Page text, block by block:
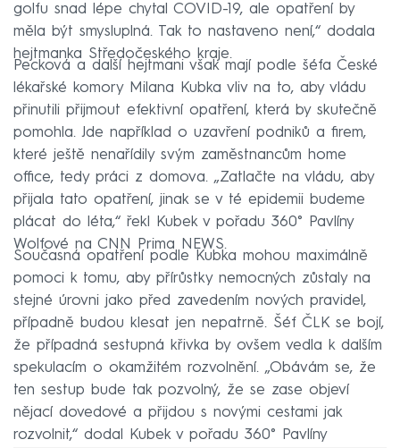
golfu snad lépe chytal COVID-19, ale opatření by
měla být smysluplná. Tak to nastaveno není,“ dodala
hejtmanka Středočeského kraje.
Pecková a další hejtmani však mají podle šéfa České
lékařské komory Milana Kubka vliv na to, aby vládu
přinutili přijmout efektivní opatření, která by skutečně
pomohla. Jde například o uzavření podniků a firem,
které ještě nenařídily svým zaměstnancům home
office, tedy práci z domova. „Zatlačte na vládu, aby
přijala tato opatření, jinak se v té epidemii budeme
plácat do léta,“ řekl Kubek v pořadu 360° Pavlíny
Wolfové na CNN Prima NEWS.
Současná opatření podle Kubka mohou maximálně
pomoci k tomu, aby přírůstky nemocných zůstaly na
stejné úrovni jako před zavedením nových pravidel,
případně budou klesat jen nepatrně. Šéf ČLK se bojí,
že případná sestupná křivka by ovšem vedla k dalším
spekulacím o okamžitém rozvolnění. „Obávám se, že
ten sestup bude tak pozvolný, že se zase objeví
nějací dovedové a přijdou s novými cestami jak
rozvolnit,“ dodal Kubek v pořadu 360° Pavlíny